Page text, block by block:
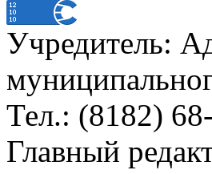
Учредитель:
Тел.: (8182)
Главный